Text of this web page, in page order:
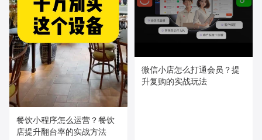
餐饮小程序怎么运营？餐饮
店提升翻台率的实战方法
微信小店怎么打通会员？提
升复购的实战玩法